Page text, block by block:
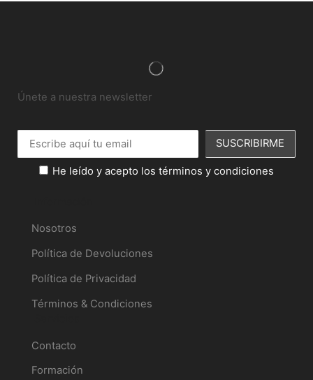
Únete a nuestra newsletter
He leído y acepto los términos y condiciones
Nosotros
Política de Devoluciones
Política de Privacidad
Términos & Condiciones
Contacto
Formación